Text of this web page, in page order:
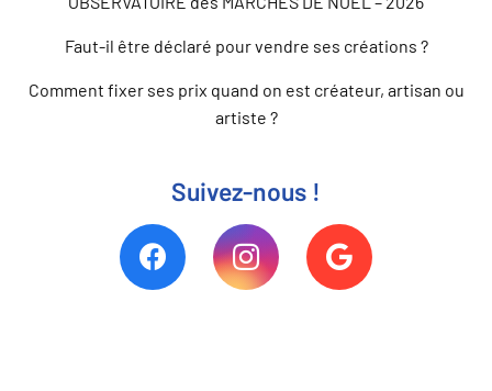
Faut-il être déclaré pour vendre ses créations ?
Comment fixer ses prix quand on est créateur, artisan ou
artiste ?
Suivez-nous !